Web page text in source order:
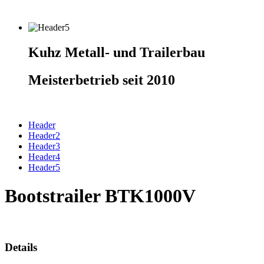
Kuhz Metall- und Trailerbau
Meisterbetrieb seit 2010
Header
Header2
Header3
Header4
Header5
Bootstrailer BTK1000V
Details